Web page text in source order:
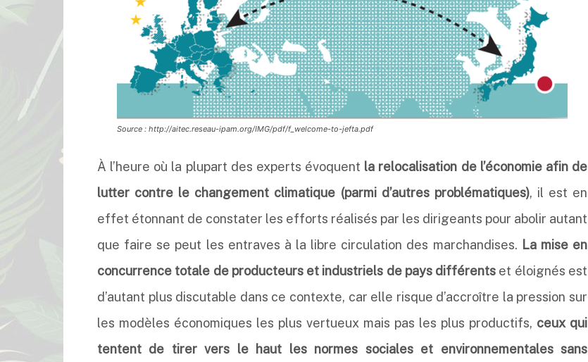
Source : http://aitec.reseau-ipam.org/IMG/pdf/f_welcome-to-jefta.pdf
À l’heure où la plupart des experts évoquent la relocalisation de l’économie afin de
lutter contre le changement climatique (parmi d’autres problématiques), il est en
effet étonnant de constater les efforts réalisés par les dirigeants pour abolir autant
que faire se peut les entraves à la libre circulation des marchandises. La mise en
concurrence totale de producteurs et industriels de pays différents et éloignés est
d’autant plus discutable dans ce contexte, car elle risque d’accroître la pression sur
les modèles économiques les plus vertueux mais pas les plus productifs, ceux qui
tentent de tirer vers le haut les normes sociales et environnementales sans